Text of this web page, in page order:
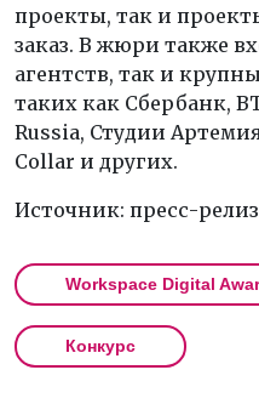
проекты, так и
заказ. В жюри также
агентств, так и
таких как Сбербанк,
Russia, Студии
Collar и других.
Источник: пресс-
Workspace Digital
Конкурс